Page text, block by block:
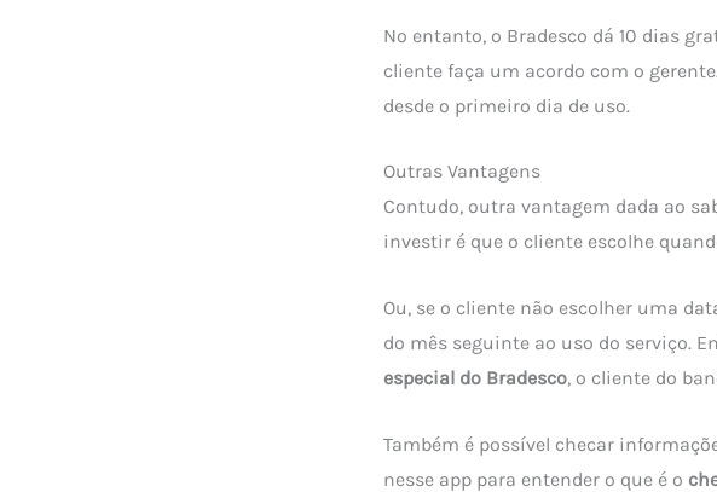
No entanto, o Bradesco dá 10 dias
cliente faça um acordo com o
desde o primeiro dia de uso.
Outras Vantagens
Contudo, outra vantagem dada ao
investir é que o cliente escolhe
Ou, se o cliente não escolher uma
do mês seguinte ao uso do serviço.
especial do Bradesco, o cliente do
Também é possível checar
nesse app para entender o que é o